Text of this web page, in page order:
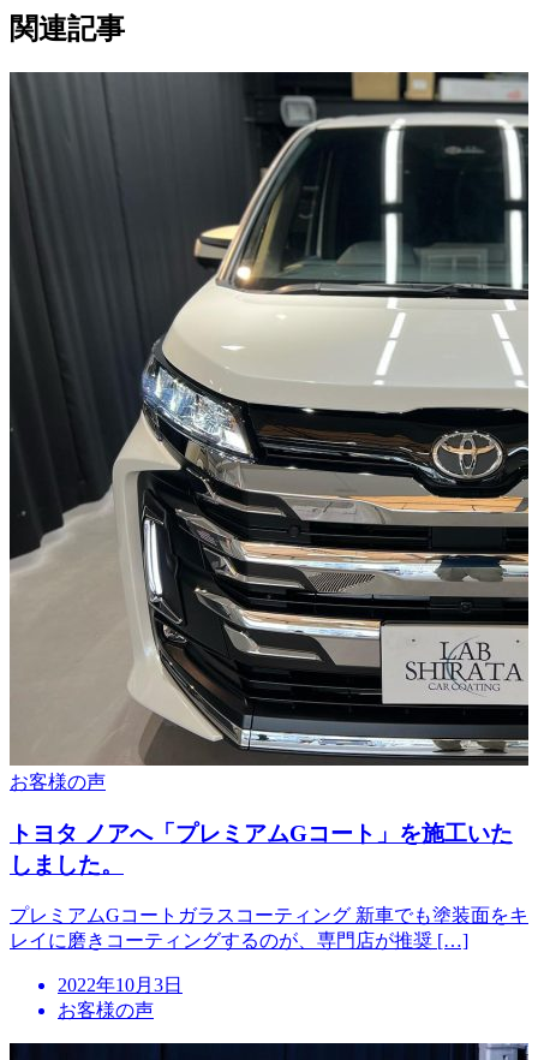
関連記事
お客様の声
トヨタ ノアへ「プレミアムGコート」を施工いた
しました。
プレミアムGコートガラスコーティング 新車でも塗装面をキ
レイに磨きコーティングするのが、専門店が推奨 […]
投
稿
2022年10月3日
お客様の声